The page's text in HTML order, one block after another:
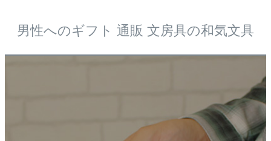
男性へのギフト 通販 文房具の和気文具